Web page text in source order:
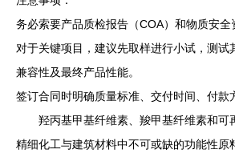
务必索要产品质检报告（COA）和物质安全
对于关键项目，建议先取样进行小试，测试
兼容性及最终产品性能。
签订合同时明确质量标准、交付时间、付款
羟丙基甲基纤维素、羧甲基纤维素和可
精细化工与建筑材料中不可或缺的功能性原